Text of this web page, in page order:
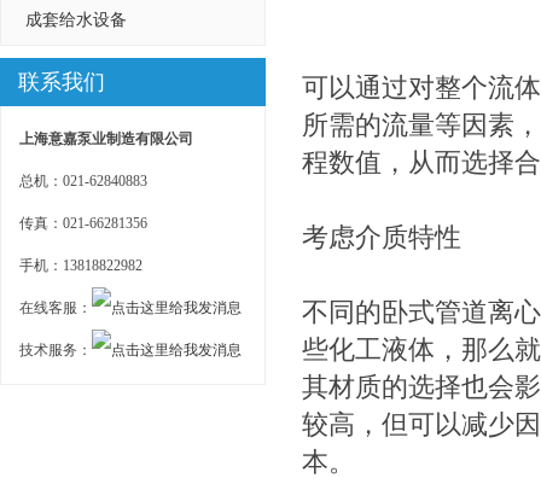
成套给水设备
联系我们
上海意嘉泵业制造有限公司
总机：021-62840883
传真：021-66281356
手机：13818822982
在线客服：
技术服务：
可以通过对整个流
所需的流量等因素
程数值，从而选择
考虑介质特性
不同的卧式管道离
些化工液体，那么
其材质的选择也会
较高，但可以减少
本。